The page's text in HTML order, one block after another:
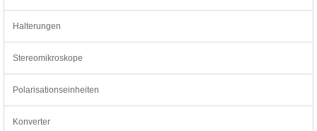
Halterungen
Stereomikroskope
Polarisationseinheiten
Konverter